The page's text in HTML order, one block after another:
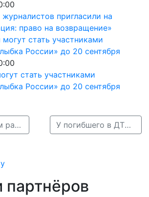
пригласили на
право на возвращение»
стать участниками
России» до 20 сентября
← В Кстовском районе погиб пешеход, попав под фуру и две легковушки У погибшего в ДТП на Бору водителя остановилось сердце →
партнёров